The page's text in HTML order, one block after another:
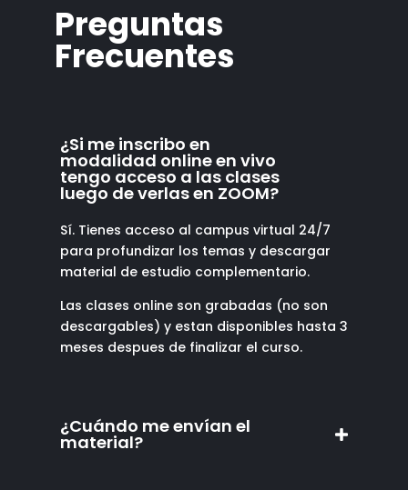
Preguntas
Frecuentes
¿Si me inscribo en
modalidad online en vivo
tengo acceso a las clases
luego de verlas en ZOOM?
Sí. Tienes acceso al campus virtual 24/7
para profundizar los temas y descargar
material de estudio complementario.
Las clases online son grabadas (no son
descargables) y estan disponibles hasta 3
meses despues de finalizar el curso.
¿Cuándo me envían el
material?